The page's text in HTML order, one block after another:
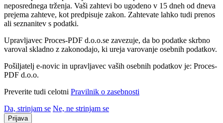
neposrednega trženja. Vaši zahtevi bo ugodeno v 15 dneh od dneva
prejema zahteve, kot predpisuje zakon. Zahtevate lahko tudi prenos
ali seznanitev s podatki.
Upravljavec Proces-PDF d.o.o.se zavezuje, da bo podatke skrbno
varoval skladno z zakonodajo, ki ureja varovanje osebnih podatkov.
Pošiljatelj e-novic in upravljavec vaših osebnih podatkov je: Proces-
PDF d.o.o.
Preverite tudi celotni Pravilnik o zasebnosti
Da, strinjam se Ne, ne strinjam se
Prijava